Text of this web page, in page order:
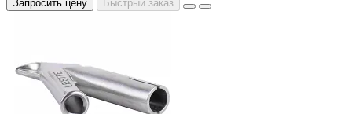
Запросить цену Быстрый заказ